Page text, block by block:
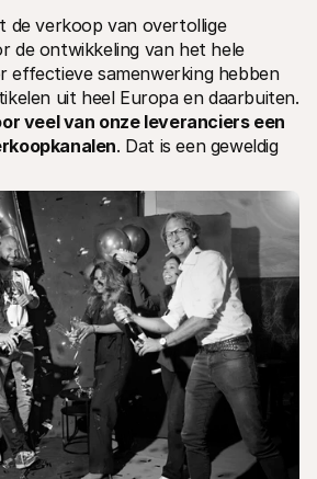
de verkoop van overtollige
de ontwikkeling van het hele
effectieve samenwerking hebben
uit heel Europa en daarbuiten.
veel van onze leveranciers een
. Dat is een geweldig